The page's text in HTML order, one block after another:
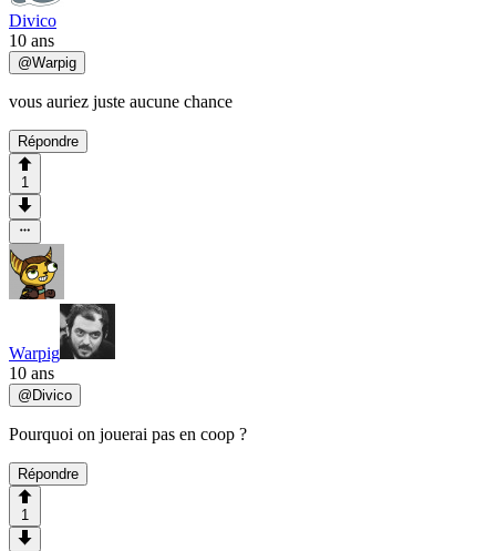
Divico
10 ans
@Warpig
vous auriez juste aucune chance
Répondre
1
Warpig
10 ans
@ Divico
Pourquoi on jouerai pas en coop ?
Répondre
1